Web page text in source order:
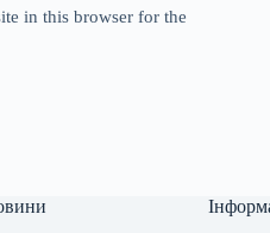
in this browser for the